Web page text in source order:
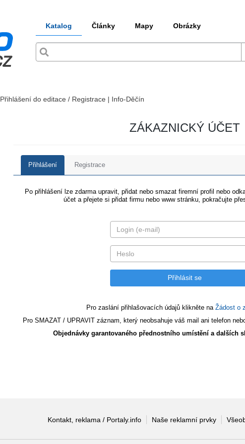
Katalog Články Mapy Obrázky
Přihlášení do editace / Registrace | Info-Děčín
ZÁKAZNICKÝ ÚČET
Přihlášení Registrace
Po přihlášení lze zdarma upravit, přidat nebo smazat firemní profil nebo
účet a přejete si přidat firmu nebo www stránku, pokračujte
Pro zaslání přihlašovacích údajů klikněte na Žádost o
Pro SMAZAT / UPRAVIT záznam, který neobsahuje váš mail ani telefon
Objednávky garantovaného přednostního umístění a dalších
Kontakt, reklama / Portaly.info Naše reklamní prvky